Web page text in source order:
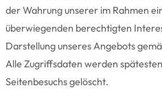
der Wahrung unserer im Rahmen
überwiegenden berechtigten
Darstellung unseres Angebots
Alle Zugriffsdaten werden
Seitenbesuchs gelöscht.